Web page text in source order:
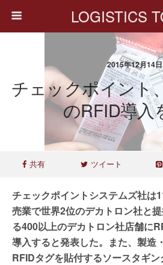
LOGISTICS
2015年12月14日
チェックポイント
のRFID導入
共有 ツイート
チェックポイントシステムズ社は
売業で世界2位のデカトロン社と
る400以上のデカトロン社店舗に
導入すると発表した。また、製造
RFIDタグを貼付するソースタギ